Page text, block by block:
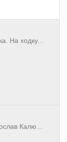
СРОЧНО! МК3827 "С.Калюжин" иномарка. На ходку. Отход 12 августа. Оформление по ТК РФ, зарплата "белая". Обращаться: СПК РК "Всходы коммунизма", проезд Ледокольный, 27. 52-74-25, +7-911-318-18-08.